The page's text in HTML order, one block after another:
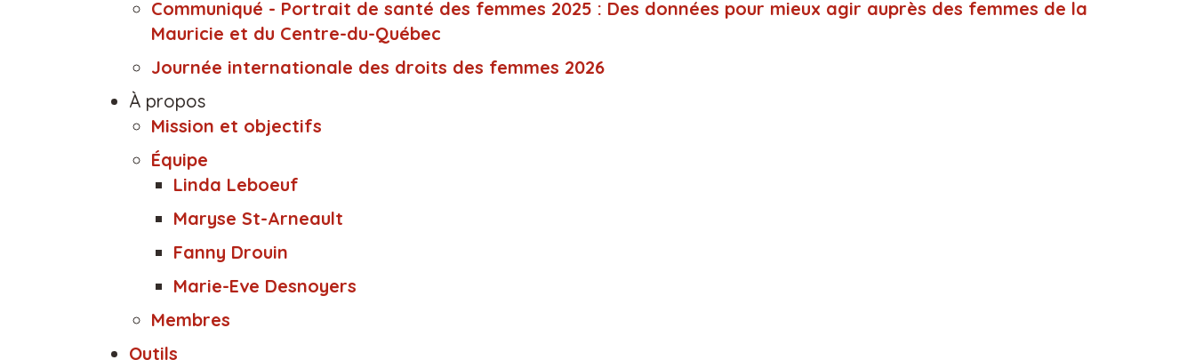
Communiqué - Portrait de santé des femmes 2025 : Des données pour mieux agir auprès des femmes de la
Mauricie et du Centre-du-Québec
Journée internationale des droits des femmes 2026
À propos
Mission et objectifs
Équipe
Linda Leboeuf
Maryse St-Arneault
Fanny Drouin
Marie-Eve Desnoyers
Membres
Outils